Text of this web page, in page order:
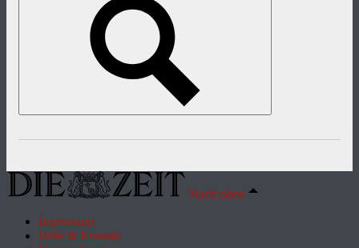
Nach oben
Impressum
Hilfe & Kontakt